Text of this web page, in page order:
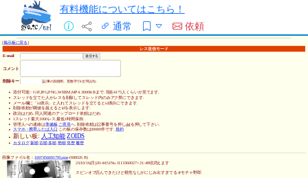
有料機能についてはこちら！
通常
依頼